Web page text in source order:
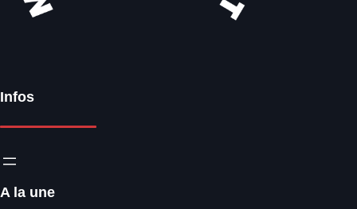
Infos
A la une